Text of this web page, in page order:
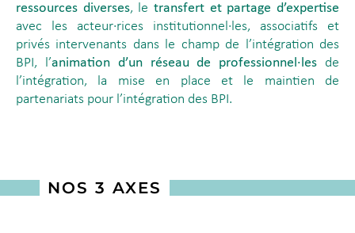
ressources diverses, letransfert et partage d’expertise
avec les acteur·rices institutionnel·les, associatifs et
privés intervenants dans le champ de l’intégration des
BPI, l’animation d’un réseau de professionnel·les de
l’intégration, la mise en place et le maintien de
partenariats pour l’intégration des BPI.
NOS 3 AXES